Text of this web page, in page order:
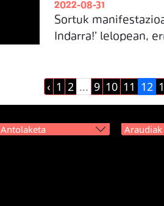
2022-08-31
Sortuk
Indarra!’ lelopean,
‹ 1 2 ... 9 10 11 12
Antolaketa Araudiak